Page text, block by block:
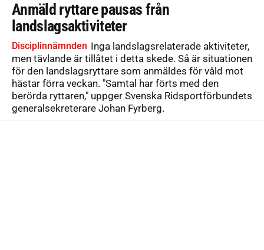
Anmäld ryttare pausas från
landslagsaktiviteter
Disciplinnämnden Inga landslagsrelaterade aktiviteter,
men tävlande är tillåtet i detta skede. Så är situationen
för den landslagsryttare som anmäldes för våld mot
hästar förra veckan. "Samtal har förts med den
berörda ryttaren," uppger Svenska Ridsportförbundets
generalsekreterare Johan Fyrberg.